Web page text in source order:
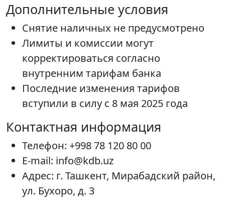
Дополнительные условия
Снятие наличных не предусмотрено
Лимиты и комиссии могут
корректироваться согласно
внутренним тарифам банка
Последние изменения тарифов
вступили в силу с 8 мая 2025 года
Контактная информация
Телефон: +998 78 120 80 00
E-mail: info@kdb.uz
Адрес: г. Ташкент, Мирабадский район,
ул. Бухоро, д. 3